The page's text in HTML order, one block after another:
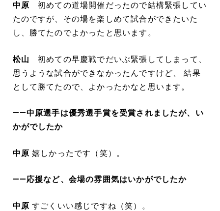
中原 初めての道場開催だったので結構緊張してい
たのですが、その場を楽しめて試合ができたいた
し、勝てたのでよかったと思います。
松山 初めての早慶戦でだいぶ緊張してしまって、
思うような試合ができなかったんですけど、 結果
として勝てたので、よかったかなと思います。
――中原選手は優秀選手賞を受賞されましたが、い
かがでしたか
中原 嬉しかったです（笑）。
――応援など、会場の雰囲気はいかがでしたか
中原 すごくいい感じですね（笑）。